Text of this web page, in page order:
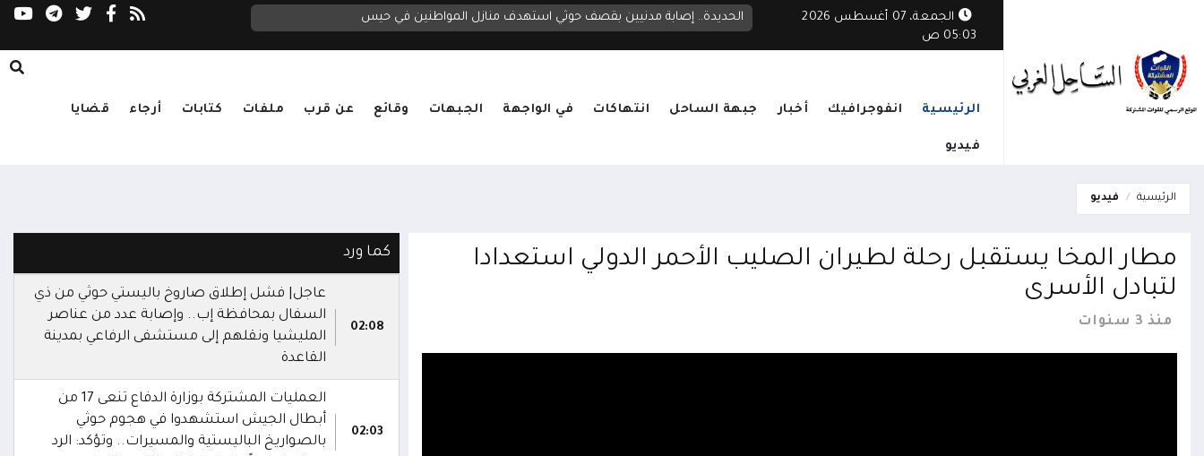
الجمعة، 07 أغسطس 2026
05:03 ص
يستهدف قرية مأهولة في الوازعية ويخلف أضراراً بممتلكات المواطنين الحديدة.. إصابة مدنيين بقصف حوثي استهدف منازل المواطنين في حيس
الرئيسية انفوجرافيك أخبار جبهة الساحل انتهاكات في الواجهة الجبهات وقائع عن قرب ملفات كتابات أرجاء قضايا
فيديو
الرئيسية فيديو
مطار المخا يستقبل رحلة لطيران الصليب الأحمر الدولي استعدادا
لتبادل الأسرى
منذ 3 سنوات
كما ورد
02:08
عاجل| فشل إطلاق صاروخ باليستي حوثي من ذي
السفال بمحافظة إب.. وإصابة عدد من عناصر
المليشيا ونقلهم إلى مستشفى الرفاعي بمدينة
القاعدة
02:03
العمليات المشتركة بوزارة الدفاع تنعى 17 من
أبطال الجيش استشهدوا في هجوم حوثي
بالصواريخ الباليستية والمسيرات.. وتؤكد: الرد